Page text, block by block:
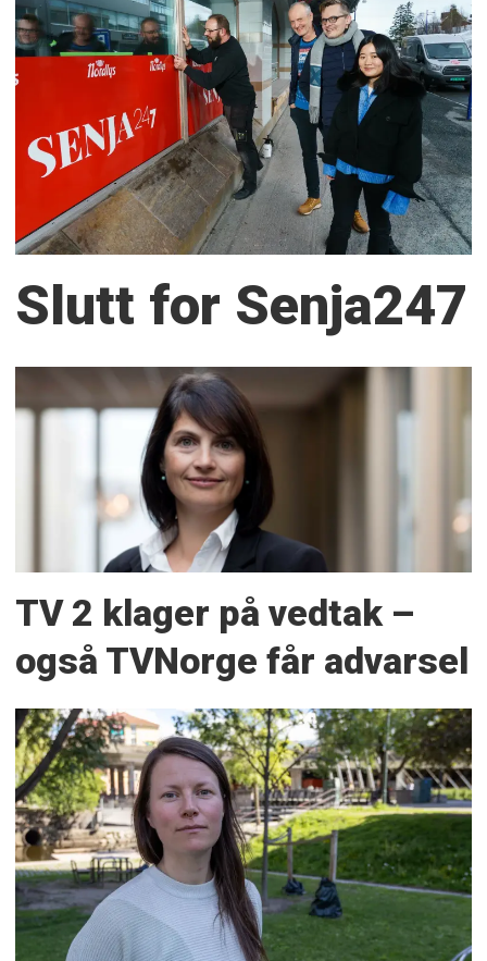
Slutt for Senja247
TV 2 klager på vedtak –
også TVNorge får advarsel